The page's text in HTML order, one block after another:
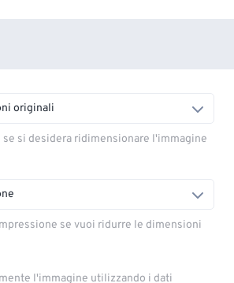
originali
si desidera ridimensionare l'immagine
se vuoi ridurre le dimensioni
l'immagine utilizzando i dati